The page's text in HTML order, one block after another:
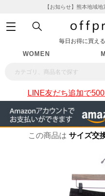
【お知らせ】熊本地域
毎日お得に買え
WOMEN
LINE友だち追加で
この商品は サイズ交